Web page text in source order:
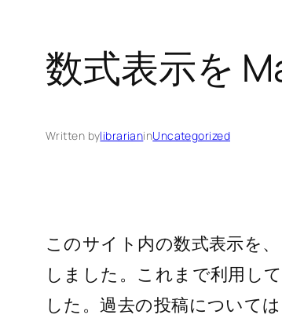
数式表示を
Written bylibrarianinUncategorized
このサイト内の数式表示を
しました。これまで利用し
した。過去の投稿について